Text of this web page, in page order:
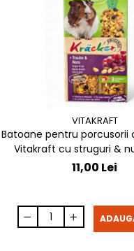
VITAKRAFT
Batoane pentru porcusorii
Vitakraft cu struguri &
11,00 Lei